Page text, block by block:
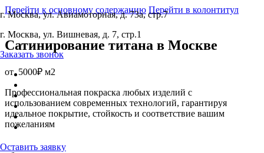
Перейти к основному содержанию Перейти в колонтитул
г. Москва, ул. Авиамоторная, д. 73а, стр.7
г. Москва, ул. Вишневая, д. 7, стр.1
Заказать звонок
Оставить заявку
Сатинирование титана в Москве
от 5000₽ м2
Профессиональная покраска любых изделий с
использованием современных технологий, гарантируя
идеальное покрытие, стойкость и соответствие вашим
пожеланиям